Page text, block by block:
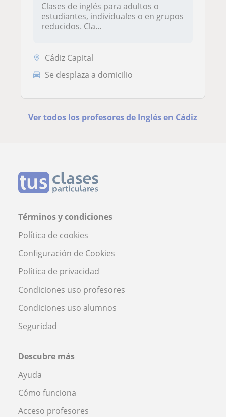
Clases de inglés para adultos o
estudiantes, individuales o en grupos
reducidos. Cla...
Cádiz Capital
Se desplaza a domicilio
Ver todos los profesores de Inglés en Cádiz
Términos y condiciones
Política de cookies
Configuración de Cookies
Política de privacidad
Condiciones uso profesores
Condiciones uso alumnos
Seguridad
Descubre más
Ayuda
Cómo funciona
Acceso profesores